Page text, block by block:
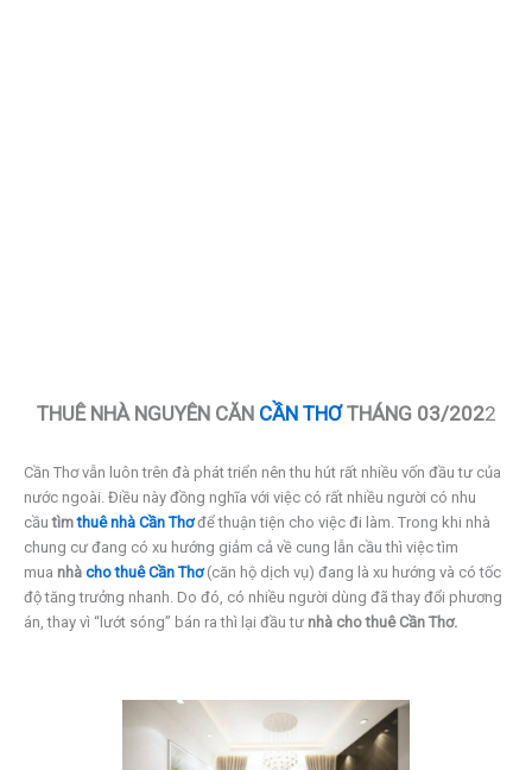
THUÊ NHÀ NGUYÊN CĂN CẦN THƠTHÁNG 03/2022
Cần Thơ vẫn luôn trên đà phát triển nên thu hút rất nhiều vốn đầu tư của
nước ngoài. Điều này đồng nghĩa với việc có rất nhiều người có nhu
cầutìmthuê nhà Cần Thơ để thuận tiện cho việc đi làm. Trong khi nhà
chung cư đang có xu hướng giảm cả về cung lẫn cầu thì việc tìm
mua nhà cho thuê Cần Thơ (căn hộ dịch vụ) đang là xu hướng và có tốc
độ tăng trưởng nhanh. Do đó, có nhiều người dùng đã thay đổi phương
án, thay vì “lướt sóng” bán ra thì lại đầu tư nhà cho thuê Cần Thơ.